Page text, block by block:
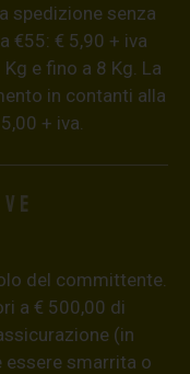
spedizione senza
€55: € 5,90 + iva
e fino a 8 Kg. La
in contanti alla
+ iva.
del committente.
a € 500,00 di
(in
essere smarrita o